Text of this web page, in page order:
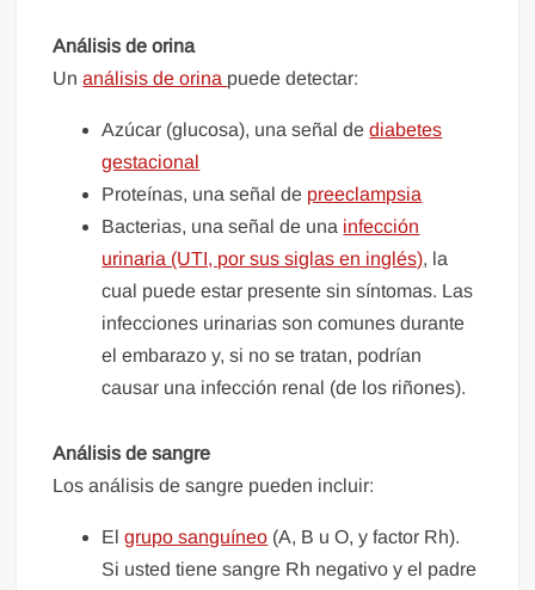
Análisis de orina
Unanálisis de orina puede detectar:
Azúcar (glucosa), una señal dediabetes
gestacional
Proteínas, una señal de preeclampsia
Bacterias, una señal de una infección
urinaria (UTI, por sus siglas en inglés), la
cual puede estar presente sin síntomas. Las
infecciones urinarias son comunes durante
el embarazo y, si no se tratan, podrían
causar una infección renal (de los riñones).
Análisis de sangre
Los análisis de sangre pueden incluir:
Elgrupo sanguíneo (A, B u O, y factor Rh).
Si usted tiene sangre Rh negativo y el padre